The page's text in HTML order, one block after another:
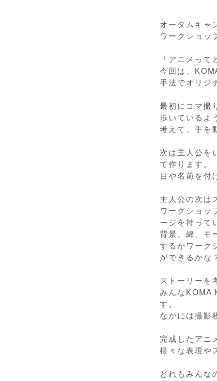
オータムキャ
ワークショッ
「アニメっ
今回は、
手法でオリジ
最初にコマ撮
歩いているよ
考えて、手を
次は主人公を
て作ります。
目や名前を付
主人公の次は
ワークショッ
ージを持って
背景、綿、モ
するかワーク
ができるかな
ストーリーを
みんなKOMA
す。
なかには撮影
完成したアニ
様々な表現や
どれもみんな